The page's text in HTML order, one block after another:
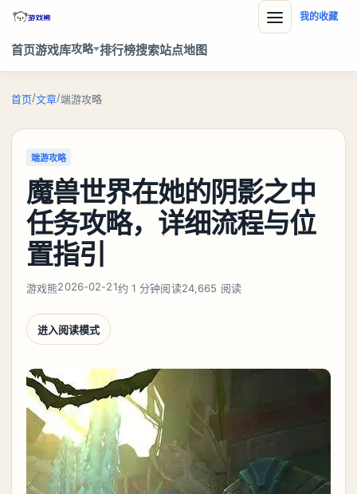
首页游戏库攻略 排行榜搜索站点地图
我的收藏
首页/文章/端游攻略
端游攻略
魔兽世界在她的阴影之中
任务攻略，详细流程与位
置指引
游戏熊2026-02-21约 1 分钟阅读24,665 阅读
进入阅读模式